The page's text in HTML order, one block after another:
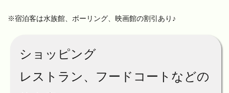
※宿泊客は水族館、ボーリング、映画館の割引あり♪
ショッピング
レストラン、フードコートなどの